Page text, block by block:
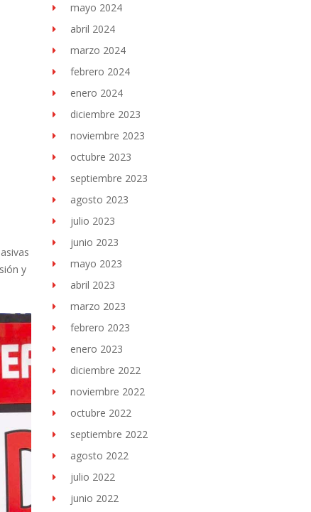
y
mayo 2024
abril 2024
marzo 2024
febrero 2024
enero 2024
diciembre 2023
noviembre 2023
octubre 2023
septiembre 2023
agosto 2023
julio 2023
junio 2023
mayo 2023
abril 2023
marzo 2023
febrero 2023
enero 2023
diciembre 2022
noviembre 2022
octubre 2022
septiembre 2022
agosto 2022
julio 2022
junio 2022